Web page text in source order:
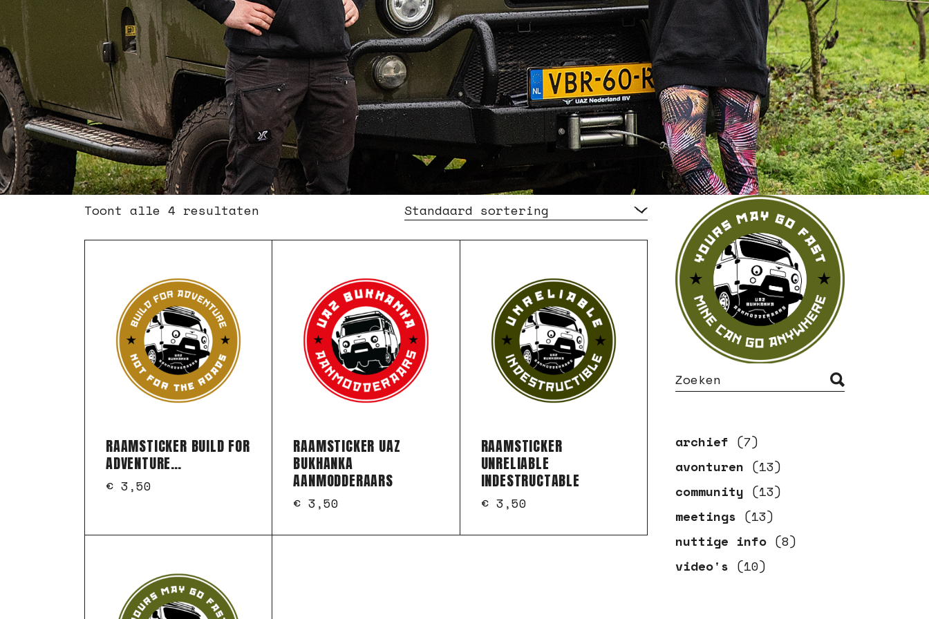
Toont alle 4 resultaten Standaard sortering
RAAMSTICKER BUILD FOR
ADVENTURE…
€ 3,50
RAAMSTICKER UAZ
BUKHANKA
AANMODDERAARS
€ 3,50
RAAMSTICKER
UNRELIABLE
INDESTRUCTABLE
€3,50
e
a
r
c
archief (7)
avonturen (13)
community (13)
meetings (13)
nuttige info (8)
video's (10)